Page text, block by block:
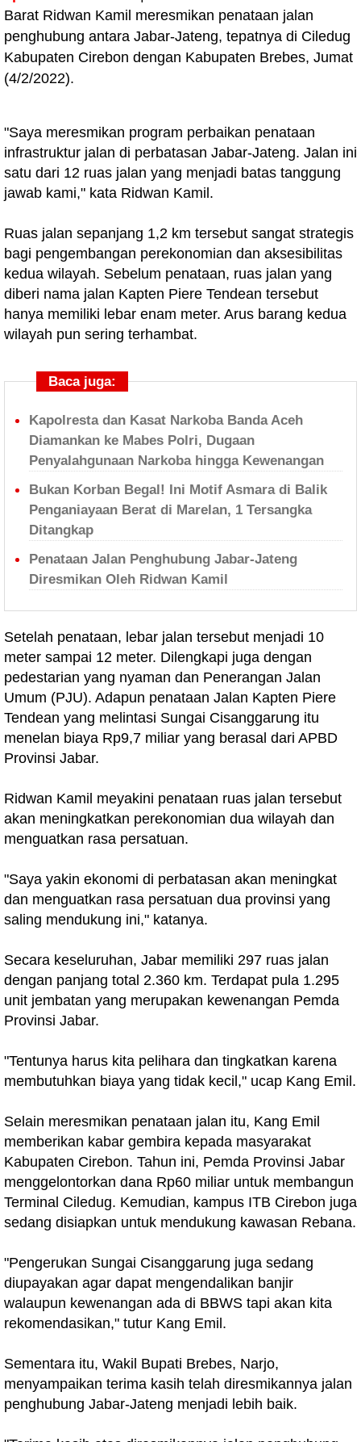
Barat Ridwan Kamil meresmikan penataan jalan
penghubung antara Jabar-Jateng, tepatnya di Ciledug
Kabupaten Cirebon dengan Kabupaten Brebes, Jumat
(4/2/2022).
"Saya meresmikan program perbaikan penataan
infrastruktur jalan di perbatasan Jabar-Jateng. Jalan ini
satu dari 12 ruas jalan yang menjadi batas tanggung
jawab kami," kata Ridwan Kamil.
Ruas jalan sepanjang 1,2 km tersebut sangat strategis
bagi pengembangan perekonomian dan aksesibilitas
kedua wilayah. Sebelum penataan, ruas jalan yang
diberi nama jalan Kapten Piere Tendean tersebut
hanya memiliki lebar enam meter. Arus barang kedua
wilayah pun sering terhambat.
Baca juga:
Kapolresta dan Kasat Narkoba Banda Aceh
Diamankan ke Mabes Polri, Dugaan
Penyalahgunaan Narkoba hingga Kewenangan
Bukan Korban Begal! Ini Motif Asmara di Balik
Penganiayaan Berat di Marelan, 1 Tersangka
Ditangkap
Penataan Jalan Penghubung Jabar-Jateng
Diresmikan Oleh Ridwan Kamil
Setelah penataan, lebar jalan tersebut menjadi 10
meter sampai 12 meter. Dilengkapi juga dengan
pedestarian yang nyaman dan Penerangan Jalan
Umum (PJU). Adapun penataan Jalan Kapten Piere
Tendean yang melintasi Sungai Cisanggarung itu
menelan biaya Rp9,7 miliar yang berasal dari APBD
Provinsi Jabar.
Ridwan Kamil meyakini penataan ruas jalan tersebut
akan meningkatkan perekonomian dua wilayah dan
menguatkan rasa persatuan.
"Saya yakin ekonomi di perbatasan akan meningkat
dan menguatkan rasa persatuan dua provinsi yang
saling mendukung ini," katanya.
Secara keseluruhan, Jabar memiliki 297 ruas jalan
dengan panjang total 2.360 km. Terdapat pula 1.295
unit jembatan yang merupakan kewenangan Pemda
Provinsi Jabar.
"Tentunya harus kita pelihara dan tingkatkan karena
membutuhkan biaya yang tidak kecil," ucap Kang Emil.
Selain meresmikan penataan jalan itu, Kang Emil
memberikan kabar gembira kepada masyarakat
Kabupaten Cirebon. Tahun ini, Pemda Provinsi Jabar
menggelontorkan dana Rp60 miliar untuk membangun
Terminal Ciledug. Kemudian, kampus ITB Cirebon juga
sedang disiapkan untuk mendukung kawasan Rebana.
"Pengerukan Sungai Cisanggarung juga sedang
diupayakan agar dapat mengendalikan banjir
walaupun kewenangan ada di BBWS tapi akan kita
rekomendasikan," tutur Kang Emil.
Sementara itu, Wakil Bupati Brebes, Narjo,
menyampaikan terima kasih telah diresmikannya jalan
penghubung Jabar-Jateng menjadi lebih baik.